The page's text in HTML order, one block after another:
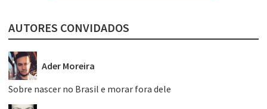
AUTORES CONVIDADOS
Ader Moreira
Sobre nascer no Brasil e morar fora dele